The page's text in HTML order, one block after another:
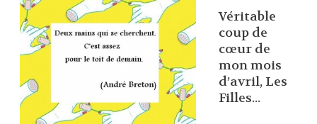
Véritable
coup de
cœur de
mon mois
d’avril, Les
Filles...